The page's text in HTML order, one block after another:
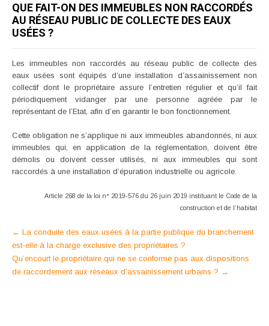
QUE FAIT-ON DES IMMEUBLES NON RACCORDÉS
AU RÉSEAU PUBLIC DE COLLECTE DES EAUX
USÉES ?
Les immeubles non raccordés au réseau public de collecte des
eaux usées sont équipés d’une installation d’assainissement non
collectif dont le propriétaire assure l’entretien régulier et qu’il fait
périodiquement vidanger par une personne agréée par le
représentant de l’Etat, afin d’en garantir le bon fonctionnement.
Cette obligation ne s’applique ni aux immeubles abandonnés, ni aux
immeubles qui, en application de la réglementation, doivent être
démolis ou doivent cesser utilisés, ni aux immeubles qui sont
raccordés à une installation d’épuration industrielle ou agricole.
Article 268 de la loi n° 2019-576 du 26 juin 2019 instituant le Code de la
construction et de l’habitat
Post
navigation
← La conduite des eaux usées à la partie publique du branchement
est-elle à la charge exclusive des propriétaires ?
Qu’encourt le propriétaire qui ne se conforme pas aux dispositions
de raccordement aux réseaux d’assainissement urbains ? →